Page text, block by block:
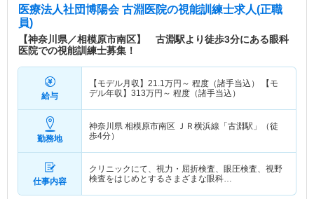
医療法人社団博陽会 古淵医院の視能訓練士求人(正職
員)
【神奈川県／相模原市南区】 古淵駅より徒歩3分にある眼科
医院での視能訓練士募集！
給与
【モデル月収】 21.1万円～ 程度（諸手当込） 【モ
デル年収】 313万円～ 程度（諸手当込）
勤務地
神奈川県 相模原市南区 ＪＲ横浜線「古淵駅」（徒
歩4分）
仕事内容
クリニックにて、視力・屈折検査、眼圧検査、視野
検査をはじめとするさまざまな眼科…